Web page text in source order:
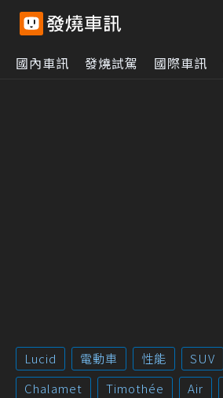
國內車訊 發燒試駕 國際車訊
Lucid 電動車 性能 SUV
Chalamet
Timothée Air